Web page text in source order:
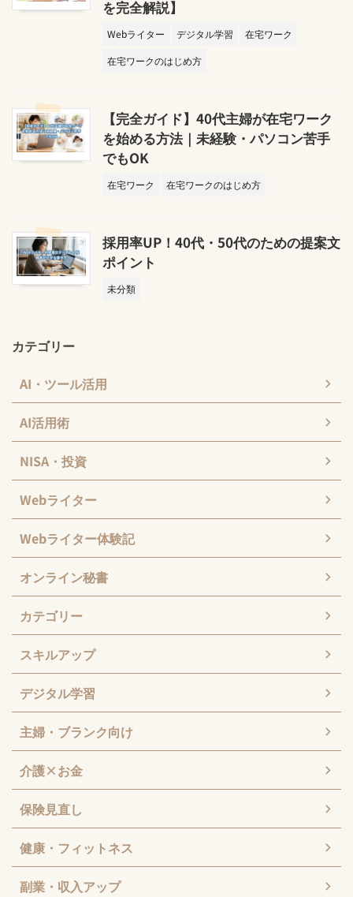
を完全解説】
Webライター デジタル学習
在宅ワーク
在宅ワークのはじめ方
【完全ガイド】40代主婦が在宅ワーク
を始める方法｜未経験・パソコン苦手
でもOK
在宅ワーク 在宅ワークのはじめ方
採用率UP！40代・50代のための提案文
ポイント
未分類
カテゴリー
AI・ツール活用
AI活用術
NISA・投資
Webライター
Webライター体験記
オンライン秘書
カテゴリー
スキルアップ
デジタル学習
主婦・ブランク向け
介護×お金
保険見直し
健康・フィットネス
副業・収入アップ